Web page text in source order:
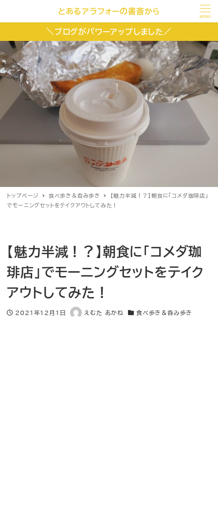
とあるアラフォーの書斎から
MENU
＼ブログがパワーアップしました／
トップページ 食べ歩き＆呑み歩き
【魅力半減！？】朝食に「コメダ珈琲店」
でモーニングセットをテイクアウトしてみた！
【魅力半減！？】朝食に「コメダ珈
琲店」でモーニングセットをテイク
アウトしてみた！
投稿日
2021年12月1日
著
えむた あかね
カテゴリー
食べ歩き＆呑み歩き